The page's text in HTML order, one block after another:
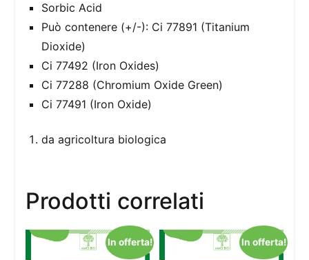
Sorbic Acid
Può contenere (+/-): Ci 77891 (Titanium
Dioxide)
Ci 77492 (Iron Oxides)
Ci 77288 (Chromium Oxide Green)
Ci 77491 (Iron Oxide)
da agricoltura biologica
Prodotti correlati
In offerta! In offerta!